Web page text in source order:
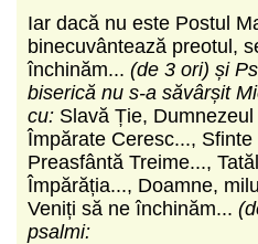
Iar dacă nu este Postul
binecuvântează preotul,
închinăm... (de 3 ori) și
biserică nu s-a săvârșit
cu: Slavă Ție,
Împărate Ceresc...,
Preasfântă Treime...,
Împărăția..., Doamne,
Veniți să ne închinăm...
psalmi: